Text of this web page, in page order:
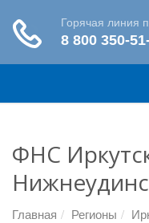
ФНС
Главная Регионы